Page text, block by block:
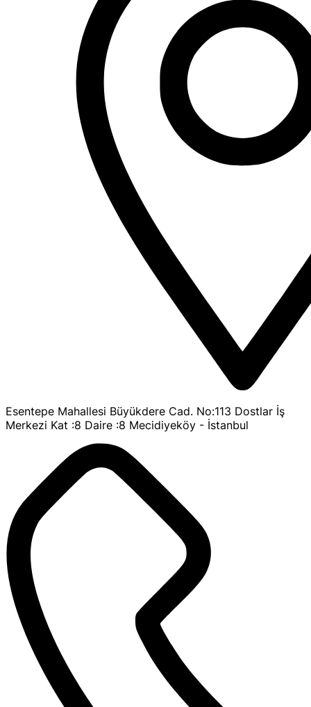
Esentepe Mahallesi Büyükdere Cad. No:113 Dostlar İş
Merkezi Kat :8 Daire :8 Mecidiyeköy - İstanbul